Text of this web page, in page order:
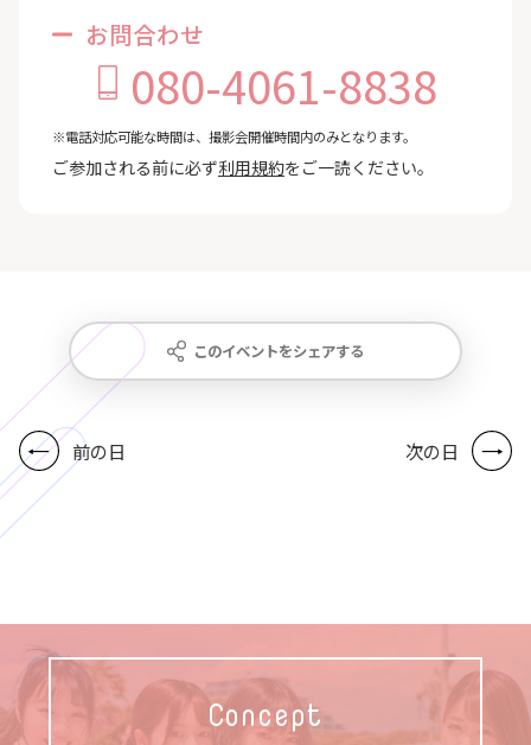
お問合わせ
080-4061-8838
※電話対応可能な時間は、撮影会開催時間内のみとなります。
ご参加される前に必ず利用規約をご一読ください。
このイベントをシェアする
前の日 次の日
Concept